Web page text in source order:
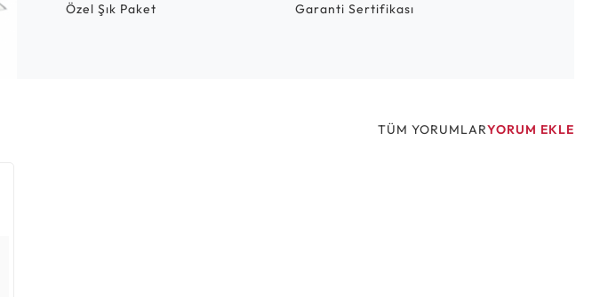
Özel Şık Paket Garanti Sertifikası
TÜM YORUMLARYORUM EKLE